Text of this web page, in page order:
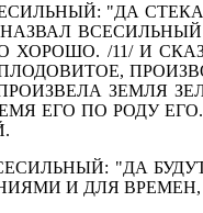
"ДА
НАЗВАЛ
ХОРОШО. /11/ И
ЗЕМЛЯ
ЕГО ПО РОДУ
"ДА
И ДЛЯ